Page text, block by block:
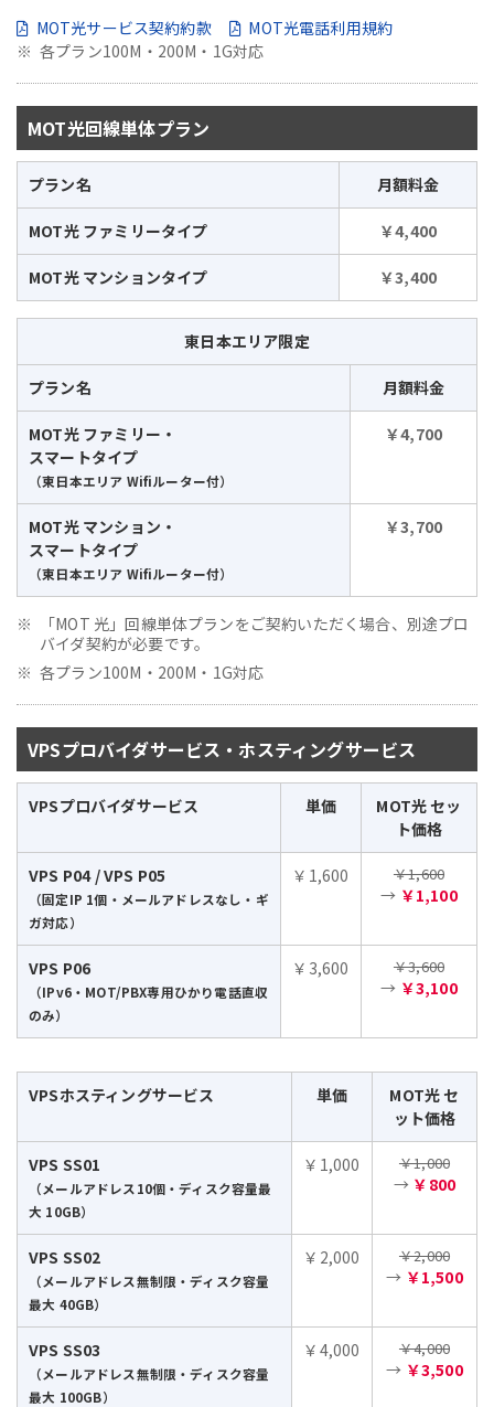
MOT光サービス契約約款
MOT光電話利用規約
各プラン100M・200M・1G対応
MOT光回線単体プラン
プラン名 月額料金
MOT光 ファミリータイプ ￥4,400
MOT光 マンションタイプ ￥3,400
東日本エリア限定
プラン名 月額料金
MOT光 ファミリー・
スマートタイプ
（東日本エリア Wifiルーター付）
￥4,700
MOT光 マンション・
スマートタイプ
（東日本エリア Wifiルーター付）
￥3,700
「MOT 光」回線単体プランをご契約いただく場合、別途プロ
バイダ契約が必要です。
各プラン100M・200M・1G対応
VPSプロバイダサービス・ホスティングサービス
VPSプロバイダサービス 単価
MOT光 セッ
ト価格
VPS P04 / VPS P05
（固定IP 1個・メールアドレスなし・ギ
ガ対応）
￥1,600 ￥1,600
→ ￥1,100
VPS P06
（IPv6・MOT/PBX専用ひかり電話直収
のみ）
￥3,600 ￥3,600
→ ￥3,100
VPSホスティングサービス 単価
MOT光 セ
ット価格
VPS SS01
（メールアドレス10個・ディスク容量最
大 10GB）
￥1,000 ￥1,000
→ ￥800
VPS SS02
（メールアドレス無制限・ディスク容量
最大 40GB）
￥2,000 ￥2,000
→ ￥1,500
VPS SS03
（メールアドレス無制限・ディスク容量
最大 100GB）
￥4,000 ￥4,000
→ ￥3,500